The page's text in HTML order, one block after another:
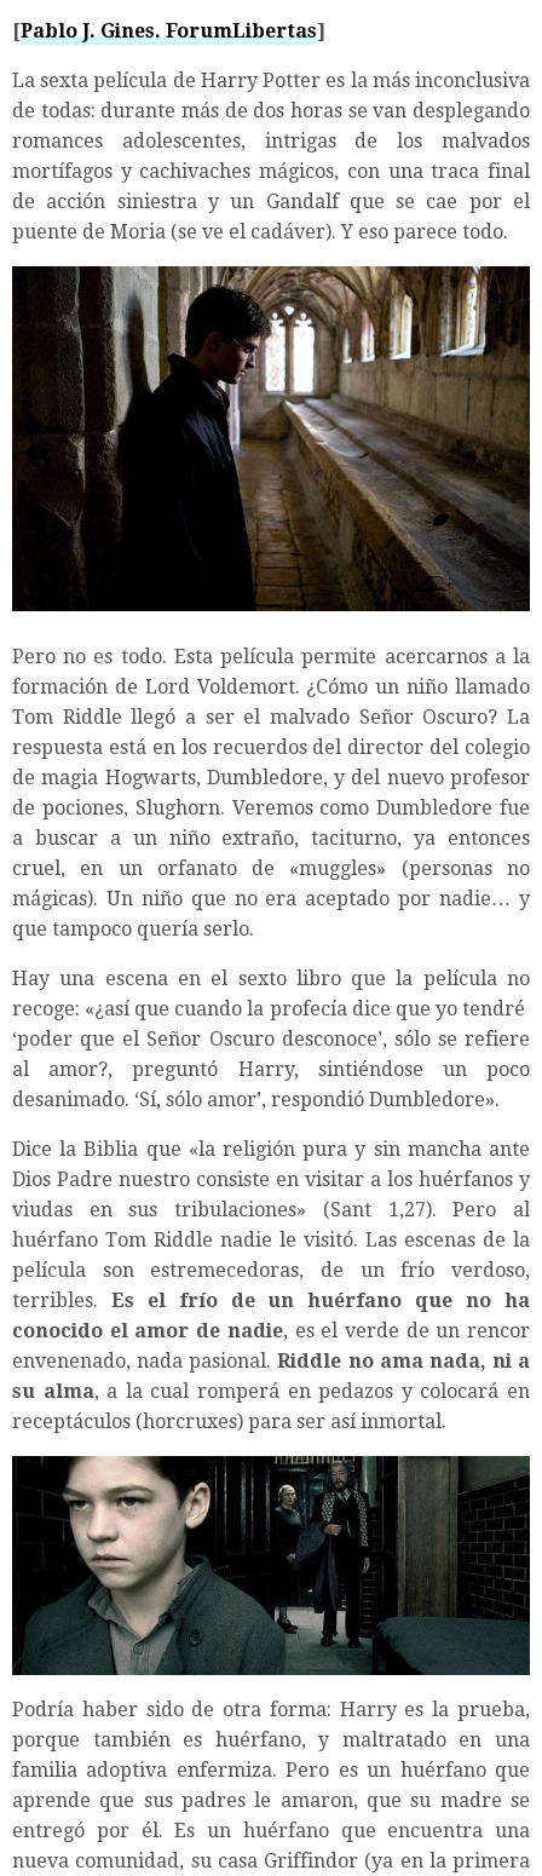
[Pablo J. Gines. ForumLibertas]
La sexta película de Harry Potter es la más inconclusiva
de todas: durante más de dos horas se van desplegando
romances adolescentes, intrigas de los malvados
mortífagos y cachivaches mágicos, con una traca final
de acción siniestra y un Gandalf que se cae por el
puente de Moria (se ve el cadáver). Y eso parece todo.
Pero no es todo. Esta película permite acercarnos a la
formación de Lord Voldemort. ¿Cómo un niño llamado
Tom Riddle llegó a ser el malvado Señor Oscuro? La
respuesta está en los recuerdos del director del colegio
de magia Hogwarts, Dumbledore, y del nuevo profesor
de pociones, Slughorn. Veremos como Dumbledore fue
a buscar a un niño extraño, taciturno, ya entonces
cruel, en un orfanato de «muggles» (personas no
mágicas). Un niño que no era aceptado por nadie… y
que tampoco quería serlo.
Hay una escena en el sexto libro que la película no
recoge: «¿así que cuando la profecía dice que yo tendré
‘poder que el Señor Oscuro desconoce’, sólo se refiere
al amor?, preguntó Harry, sintiéndose un poco
desanimado. ‘Sí, sólo amor’, respondió Dumbledore».
Dice la Biblia que «la religión pura y sin mancha ante
Dios Padre nuestro consiste en visitar a los huérfanos y
viudas en sus tribulaciones» (Sant 1,27). Pero al
huérfano Tom Riddle nadie le visitó. Las escenas de la
película son estremecedoras, de un frío verdoso,
terribles. Es el frío de un huérfano que no ha
conocido el amor de nadie, es el verde de un rencor
envenenado, nada pasional.Riddle no ama nada, ni a
su alma, a la cual romperá en pedazos y colocará en
receptáculos (horcruxes) para ser así inmortal.
Podría haber sido de otra forma: Harry es la prueba,
porque también es huérfano, y maltratado en una
familia adoptiva enfermiza. Pero es un huérfano que
aprende que sus padres le amaron, que su madre se
entregó por él. Es un huérfano que encuentra una
nueva comunidad, su casa Griffindor (ya en la primera